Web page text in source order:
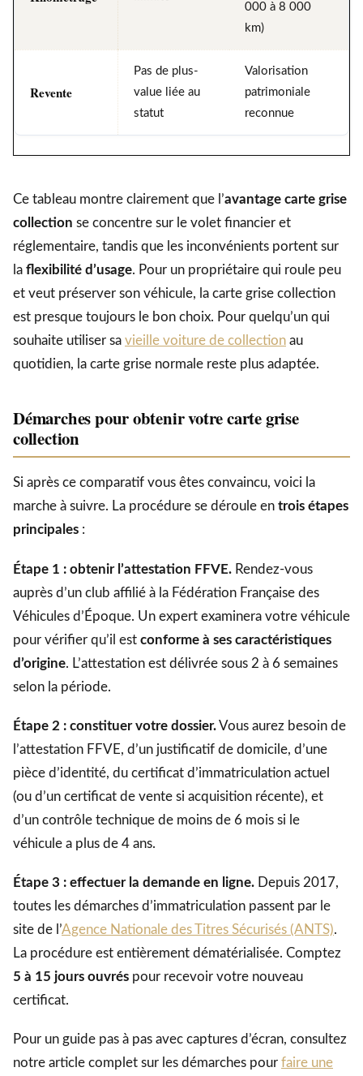
000 à 8 000
km)
Revente
Pas de plus-
value liée au
statut
Valorisation
patrimoniale
reconnue
Ce tableau montre clairement que l’avantage carte grise
collection se concentre sur le volet financier et
réglementaire, tandis que les inconvénients portent sur
la flexibilité d’usage. Pour un propriétaire qui roule peu
et veut préserver son véhicule, la carte grise collection
est presque toujours le bon choix. Pour quelqu’un qui
souhaite utiliser sa vieille voiture de collection au
quotidien, la carte grise normale reste plus adaptée.
Démarches pour obtenir votre carte grise
collection
Si après ce comparatif vous êtes convaincu, voici la
marche à suivre. La procédure se déroule en trois étapes
principales :
Étape 1 : obtenir l’attestation FFVE. Rendez-vous
auprès d’un club affilié à la Fédération Française des
Véhicules d’Époque. Un expert examinera votre véhicule
pour vérifier qu’il est conforme à ses caractéristiques
d’origine. L’attestation est délivrée sous 2 à 6 semaines
selon la période.
Étape 2 : constituer votre dossier.Vous aurez besoin de
l’attestation FFVE, d’un justificatif de domicile, d’une
pièce d’identité, du certificat d’immatriculation actuel
(ou d’un certificat de vente si acquisition récente), et
d’un contrôle technique de moins de 6 mois si le
véhicule a plus de 4 ans.
Étape 3 : effectuer la demande en ligne. Depuis 2017,
toutes les démarches d’immatriculation passent par le
site de l’Agence Nationale des Titres Sécurisés (ANTS).
La procédure est entièrement dématérialisée. Comptez
5 à 15 jours ouvrés pour recevoir votre nouveau
certificat.
Pour un guide pas à pas avec captures d’écran, consultez
notre article complet sur les démarches pour faire une